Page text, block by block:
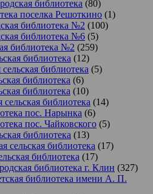
библиотека (80)
поселка Решоткино (1)
библиотека №2 (100)
библиотека №6 (5)
библиотека №2 (259)
библиотека (12)
библиотека (5)
библиотека (6)
библиотека (10)
библиотека (14)
пос. Нарынка (6)
пос. Чайковского (5)
библиотека (13)
сельская библиотека (17)
библиотека (17)
библиотека г. Клин (327)
библиотека имени А. П.